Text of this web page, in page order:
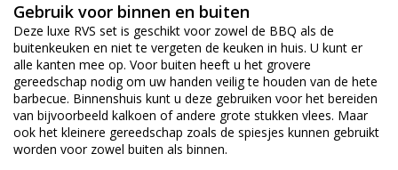
Gebruik voor binnen en buiten
Deze luxe RVS set is geschikt voor zowel de BBQ als de
buitenkeuken en niet te vergeten de keuken in huis. U kunt er
alle kanten mee op. Voor buiten heeft u het grovere
gereedschap nodig om uw handen veilig te houden van de hete
barbecue. Binnenshuis kunt u deze gebruiken voor het bereiden
van bijvoorbeeld kalkoen of andere grote stukken vlees. Maar
ook het kleinere gereedschap zoals de spiesjes kunnen gebruikt
worden voor zowel buiten als binnen.